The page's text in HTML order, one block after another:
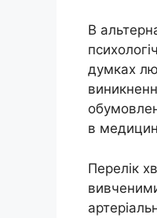
В
думках
в
Перелік